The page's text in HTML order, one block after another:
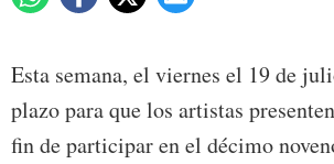
Esta semana, el viernes el 19 de
plazo para que los artistas
fin de participar en el décimo